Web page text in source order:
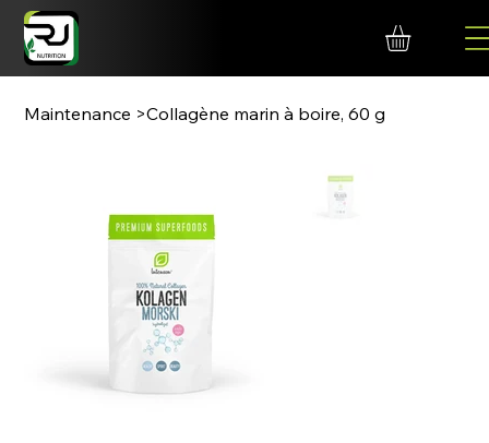
Maintenance >Collagène marin à boire, 60 g